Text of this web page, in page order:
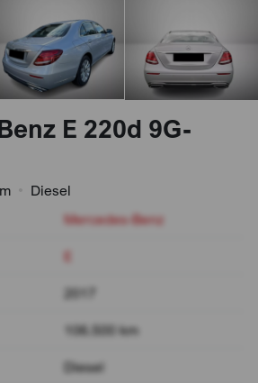
E 220d 9G-
Diesel
Mercedes-Benz
2017
106.500 km
Diesel